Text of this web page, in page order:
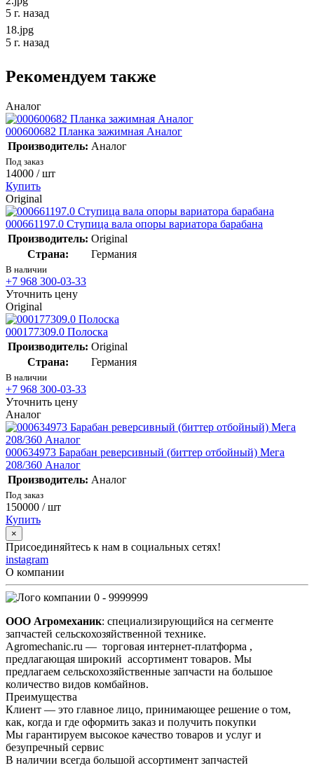
5 г. назад
18.jpg
5 г. назад
Рекомендуем также
Аналог
000600682 Планка зажимная Аналог
Производитель: Аналог
Под заказ
14000 / шт
Купить
Original
000661197.0 Ступица вала опоры вариатора барабана
Производитель: Original
Страна:
Германия
В наличии
+7 968 300-03-33
Уточнить цену
Original
000177309.0 Полоска
Производитель: Original
Страна:
Германия
В наличии
+7 968 300-03-33
Уточнить цену
Аналог
000634973 Барабан реверсивный (биттер отбойный) Мега
208/360 Аналог
Производитель: Аналог
Под заказ
150000 / шт
Купить
×
Присоединяйтесь к нам в социальных сетях!
instagram
О компании
0 - 9999999
ООО Агромеханик: специализирующийся на сегменте
запчастей сельскохозяйственной технике.
Agromechanic.ru — торговая интернет-платформа ,
предлагающая широкий ассортимент товаров. Мы
предлагаем сельскохозяйственные запчасти на большое
количество видов комбайнов.
Преимущества
Клиент — это главное лицо, принимающее решение о том,
как, когда и где оформить заказ и получить покупки
Мы гарантируем высокое качество товаров и услуг и
безупречный сервис
В наличии всегда большой ассортимент запчастей